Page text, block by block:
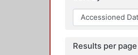
Results per page